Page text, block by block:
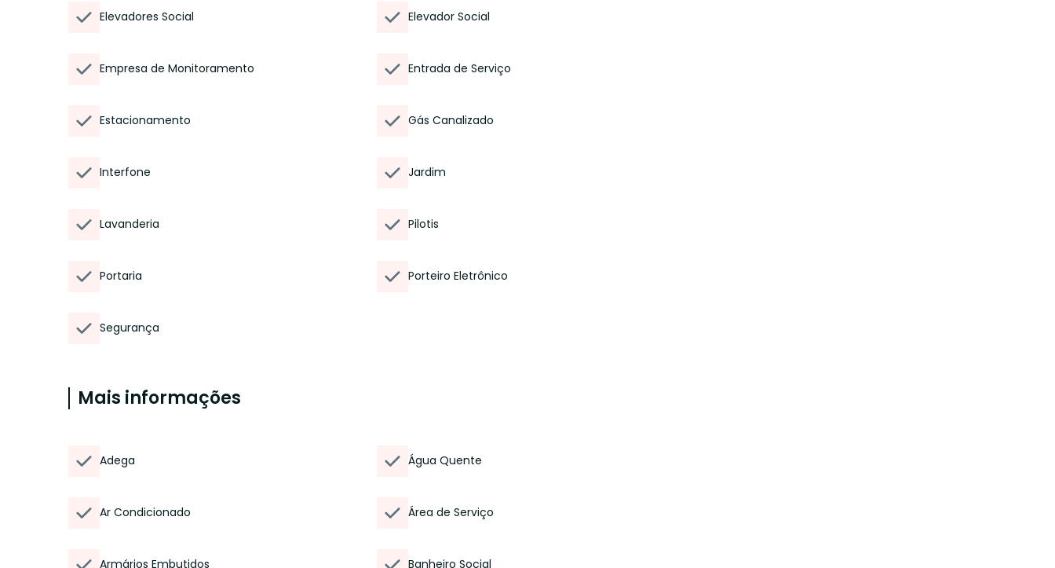
Elevadores Social Elevador Social
Empresa de Monitoramento Entrada de Serviço
Estacionamento Gás Canalizado
Interfone Jardim
Lavanderia Pilotis
Portaria Porteiro Eletrônico
Segurança
Mais informações
Adega Água Quente
Ar Condicionado Área de Serviço
Armários Embutidos Banheiro Social